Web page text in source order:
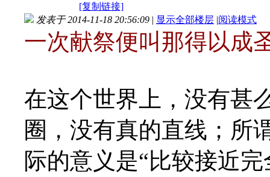
[复制链接]
发表于 2014-11-18 20:56:09 | 显示全部楼层 |阅读模式
一次献祭便叫那得以成
在这个世界上，没有甚
圈，没有真的直线；所
际的意义是“比较接近